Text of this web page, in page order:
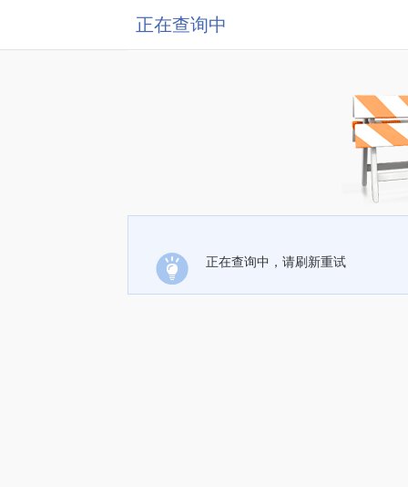
正在查询中
正在查询中，请刷新重试